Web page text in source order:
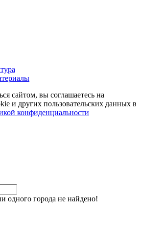
сайтом, вы соглашаетесь на
и других пользовательских данных в
конфиденциальности
одного города не найдено!